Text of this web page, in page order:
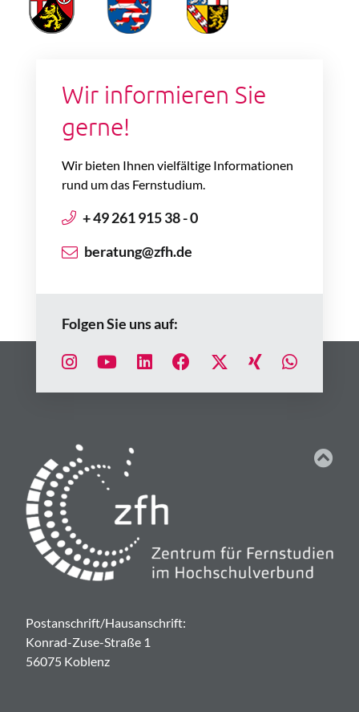
Wir informieren Sie
gerne!
Wir bieten Ihnen vielfältige Informationen
rund um das Fernstudium.
+ 49 261 915 38 - 0
beratung@zfh.de
Folgen Sie uns auf:
Postanschrift/Hausanschrift:
Konrad-Zuse-Straße 1
56075 Koblenz